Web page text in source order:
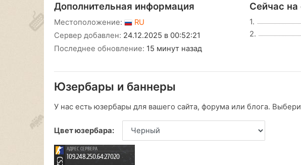
Дополнительная информация
Местоположение:
RU
Сервер добавлен: 24.12.2025 в 00:52:21
Последнее обновление: 15 минут назад
Сейчас на
1.
2.
Юзербары и баннеры
У нас есть юзербары для вашего сайта, форума или блога.
Цвет юзербара: